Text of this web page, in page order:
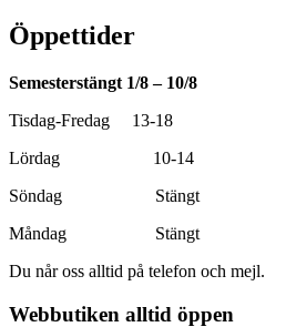
Öppettider
Semesterstängt 1/8 – 10/8
Tisdag-Fredag 13-18
Lördag 10-14
Söndag Stängt
Måndag Stängt
Du når oss alltid på telefon och mejl.
Webbutiken alltid öppen